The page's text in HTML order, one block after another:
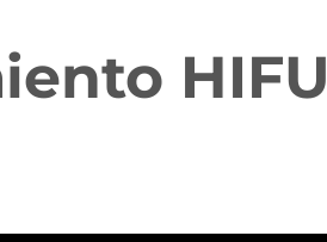
HIFU